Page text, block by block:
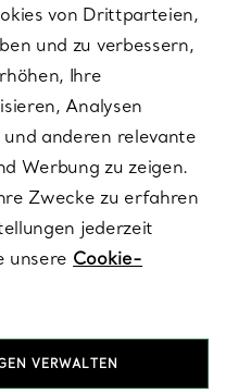
von Drittparteien,
und zu verbessern,
Ihre
Analysen
anderen relevante
Werbung zu zeigen.
Zwecke zu erfahren
jederzeit
unsere Cookie-
VERWALTEN